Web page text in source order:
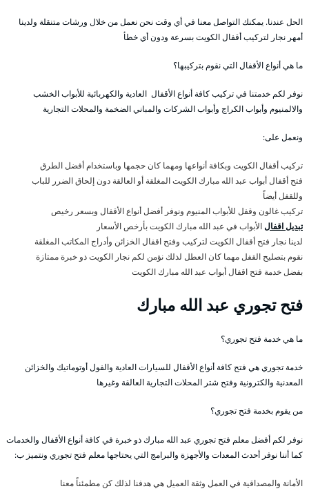
الحل عندنا. يمكنك التواصل معنا في أي وقت نحن نعمل من خلال ورشات متنقلة ولدينا
أمهر نجار لتركيب أقفال الكويت بسرعة ودون أي خطأ
ما هي أنواع الأقفال التي نقوم بتركيبها؟
نوفر لكم خدمتنا في تركيب كافة أنواع الأقفال العادية والكهربائية للأبواب الخشب
والالمنيوم وأبواب الكراج وأبواب الشركات والمباني الضخمة والمحلات التجارية
ونعمل على:
تركيب أقفال الكويت وبكافة أنواعها ومهما كان حجمها وباستخدام أفضل الطرق
فتح أقفال أبواب عبد الله مبارك الكويت المغلقة أو العالقة دون إلحاق الضرر للباب
وللقفل أيضاً
تركيب غالون وقفل للأبواب المنيوم ونوفر أفضل أنواع الأقفال وبسعر رخيص
تبديل اقفالالأبواب في عبد الله مبارك الكويت بأرخص الأسعار
لدينا نجار فتح أقفال الكويت لتركيب وفتح اقفال الخزائن وأدراج المكاتب المغلقة
نقوم بتصليح القفل مهما كان العطل لذلك نؤمن لكم نجار الكويت ذو خبرة ممتازة
بفضل خدمة فتح اقفال أبواب عبد الله مبارك الكويت
فتح تجوري عبد الله مبارك
ما هي خدمة فتح تجوري؟
خدمة تجوري هي فتح كافة أنواع الأقفال للسيارات العادية والفول أوتوماتيك والخزائن
المعدنية والكترونية وفتح شتر المحلات التجارية العالقة وغيرها
من يقوم بخدمة فتح تجوري؟
نوفر لكم أفضل معلم فتح تجوري عبد الله مبارك ذو خبرة في كافة أنواع الأقفال والخدمات
كما أننا نوفر أحدث المعدات والأجهزة والبرامج التي يحتاجها معلم فتح تجوري ونتميز ب:
الأمانة والمصداقية في العمل وثقة العميل هي هدفنا لذلك كن مطمئناً معنا